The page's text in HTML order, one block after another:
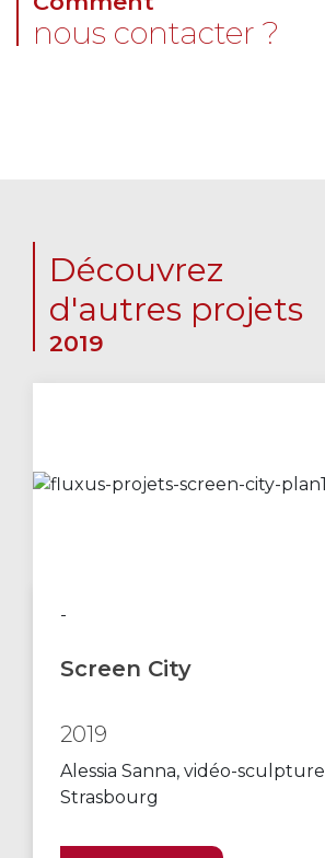
nous contacter ?
Découvrez
d'autres projets
2019
-
Screen City
2019
Alessia Sanna, vidéo-sculpture
Strasbourg